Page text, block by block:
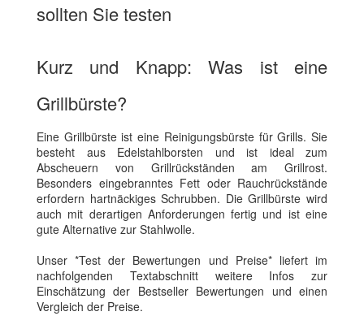
sollten Sie testen
Kurz und Knapp: Was ist eine
Grillbürste?
Eine Grillbürste ist eine Reinigungsbürste für Grills. Sie
besteht aus Edelstahlborsten und ist ideal zum
Abscheuern von Grillrückständen am Grillrost.
Besonders eingebranntes Fett oder Rauchrückstände
erfordern hartnäckiges Schrubben. Die Grillbürste wird
auch mit derartigen Anforderungen fertig und ist eine
gute Alternative zur Stahlwolle.
Unser *Test der Bewertungen und Preise* liefert im
nachfolgenden Textabschnitt weitere Infos zur
Einschätzung der Bestseller Bewertungen und einen
Vergleich der Preise.